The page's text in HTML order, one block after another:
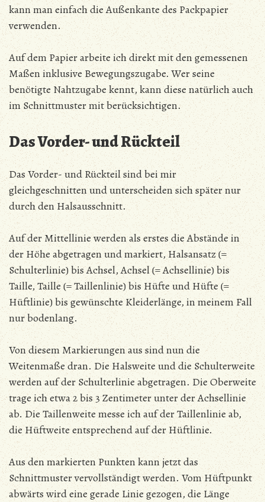
kann man einfach die Außenkante des Packpapier
verwenden.
Auf dem Papier arbeite ich direkt mit den gemessenen
Maßen inklusive Bewegungszugabe. Wer seine
benötigte Nahtzugabe kennt, kann diese natürlich auch
im Schnittmuster mit berücksichtigen.
Das Vorder- und Rückteil
Das Vorder- und Rückteil sind bei mir
gleichgeschnitten und unterscheiden sich später nur
durch den Halsausschnitt.
Auf der Mittellinie werden als erstes die Abstände in
der Höhe abgetragen und markiert, Halsansatz (=
Schulterlinie) bis Achsel, Achsel (= Achsellinie) bis
Taille, Taille (= Taillenlinie) bis Hüfte und Hüfte (=
Hüftlinie) bis gewünschte Kleiderlänge, in meinem Fall
nur bodenlang.
Von diesem Markierungen aus sind nun die
Weitenmaße dran. Die Halsweite und die Schulterweite
werden auf der Schulterlinie abgetragen. Die Oberweite
trage ich etwa 2 bis 3 Zentimeter unter der Achsellinie
ab. Die Taillenweite messe ich auf der Taillenlinie ab,
die Hüftweite entsprechend auf der Hüftlinie.
Aus den markierten Punkten kann jetzt das
Schnittmuster vervollständigt werden. Vom Hüftpunkt
abwärts wird eine gerade Linie gezogen, die Länge